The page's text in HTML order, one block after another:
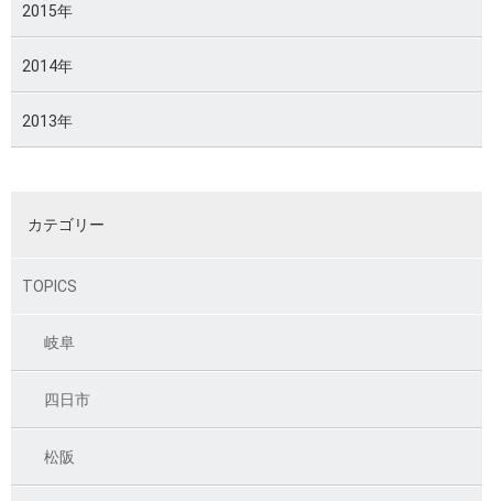
2015年
2014年
2013年
カテゴリー
TOPICS
岐阜
四日市
松阪